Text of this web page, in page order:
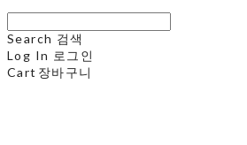
Search 검색
Log In 로그인
Cart 장바구니